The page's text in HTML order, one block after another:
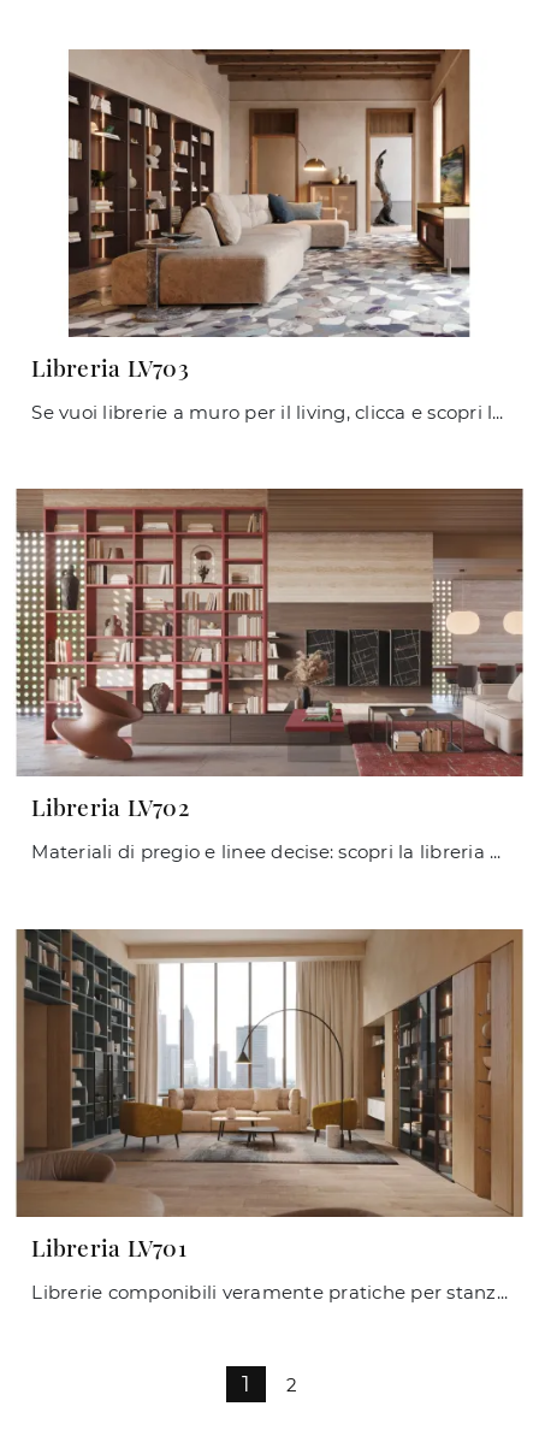
Libreria LV703
Se vuoi librerie a muro per il living, clicca e scopri le nostre soluzioni moderne: il modello Libreria LV703 Giessegi ti aspetta!
Libreria LV702
Materiali di pregio e linee decise: scopri la libreria Libreria LV702 di Giessegi tra le più originali Librerie moderne divisorie.
Libreria LV701
Librerie componibili veramente pratiche per stanze moderne: ottieni informazioni sul modello Libreria LV701 della firma Giessegi!
1 2